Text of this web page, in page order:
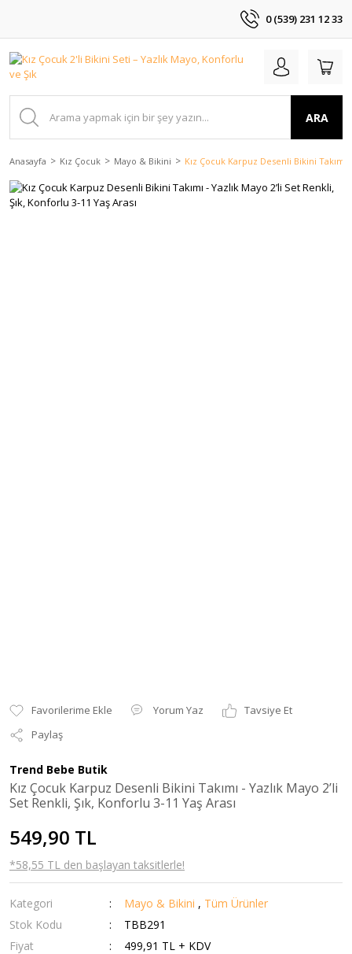
0 (539) 231 12 33
ARA
Anasayfa Kız Çocuk Mayo & Bikini Kız Çocuk Karpuz Desenli Bikini Takımı
Yorum Yaz
Tavsiye Et
Paylaş
Trend Bebe Butik
Kız Çocuk Karpuz Desenli Bikini Takımı - Yazlık Mayo 2’li
Set Renkli, Şık, Konforlu 3-11 Yaş Arası
549,90 TL
*58,55 TL den başlayan taksitlerle!
Kategori Mayo & Bikini , Tüm Ürünler
Stok Kodu
TBB291
Fiyat
499,91 TL + KDV